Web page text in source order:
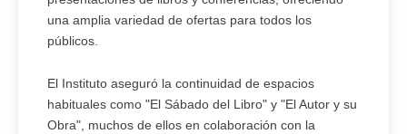
una amplia variedad de ofertas para todos los
públicos.
El Instituto aseguró la continuidad de espacios
habituales como "El Sábado del Libro" y "El Autor y su
Obra", muchos de ellos en colaboración con la